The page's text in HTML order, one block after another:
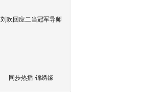
刘欢回应二当冠军导师
同步热播-锦绣缘